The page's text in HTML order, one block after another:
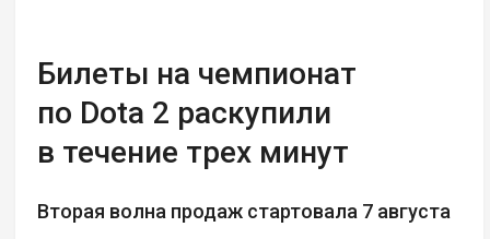
Билеты на чемпионат
по Dota 2 раскупили
в течение трех минут
Вторая волна продаж стартовала 7 августа